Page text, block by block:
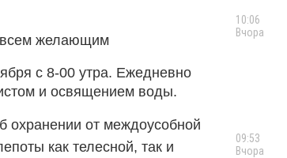
всем желающим
с 8-00 утра. Ежедневно
и освящением воды.
охранении от междоусобной
как телесной, так и
10:06
Вчора
09:53
Вчора